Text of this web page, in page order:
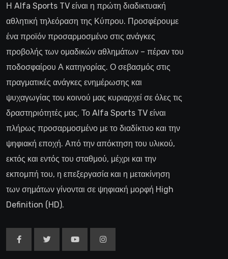
Η Alfa Sports TV είναι η πρώτη διαδικτυακή
αθλητική τηλεόραση της Κύπρου. Προσφέρουμε
ένα προϊόν προσαρμοσμένο στις ανάγκες
προβολής των ομαδικών αθλημάτων – πέραν του
ποδοσφαίρου Α κατηγορίας. Ο σεβασμός στις
πραγματικές ανάγκες ενημέρωσης και
ψυχαγωγίας του κοινού μας κυριαρχεί σε όλες τις
δραστηριότητές μας. Το Alfa Sports TV είναι
πλήρως προσαρμοσμένο με το διαδίκτυο και την
ψηφιακή εποχή. Από την απόκτηση του υλικού,
εκτός και εντός του σταθμού, μέχρι και την
εκπομπή του, η επεξεργασία και η μετακίνηση
των σημάτων γίνονται σε ψηφιακή μορφή High
Definition (HD).